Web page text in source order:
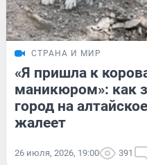
СТРАНА И МИР
«Я пришла к
маникюром»: как
город на
жалеет
26 июля, 2026, 19:00 391